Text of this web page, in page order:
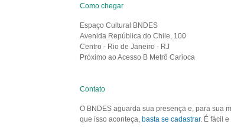
Como chegar
Espaço Cultural BNDES
Avenida República do Chile, 100
Centro - Rio de Janeiro - RJ
Próximo ao Acesso B Metrô Carioca
Contato
O BNDES aguarda sua presença e, para sua
que isso aconteça, basta se cadastrar. É fácil